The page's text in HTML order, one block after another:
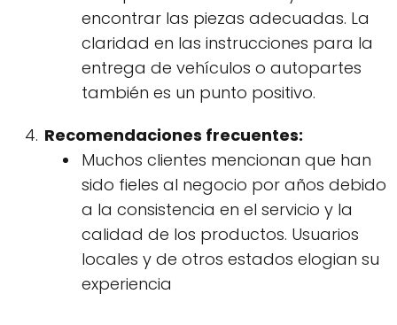
encontrar las piezas adecuadas. La
claridad en las instrucciones para la
entrega de vehículos o autopartes
también es un punto positivo.
Recomendaciones frecuentes:
Muchos clientes mencionan que han
sido fieles al negocio por años debido
a la consistencia en el servicio y la
calidad de los productos. Usuarios
locales y de otros estados elogian su
experiencia